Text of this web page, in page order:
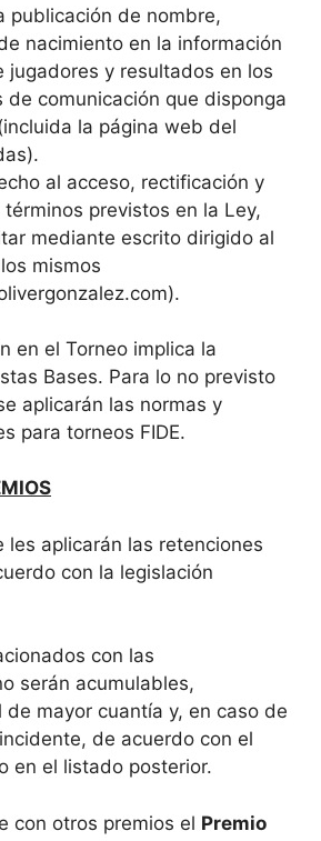
publicación de nombre,
nacimiento en la información
jugadores y resultados en los
de comunicación que disponga
la página web del
al acceso, rectificación y
previstos en la Ley,
mediante escrito dirigido al
mismos
en el Torneo implica la
Bases. Para lo no previsto
aplicarán las normas y
para torneos FIDE.
les aplicarán las retenciones
con la legislación
con las
serán acumulables,
de mayor cuantía y, en caso de
de acuerdo con el
en el listado posterior.
con otros premios el Premio